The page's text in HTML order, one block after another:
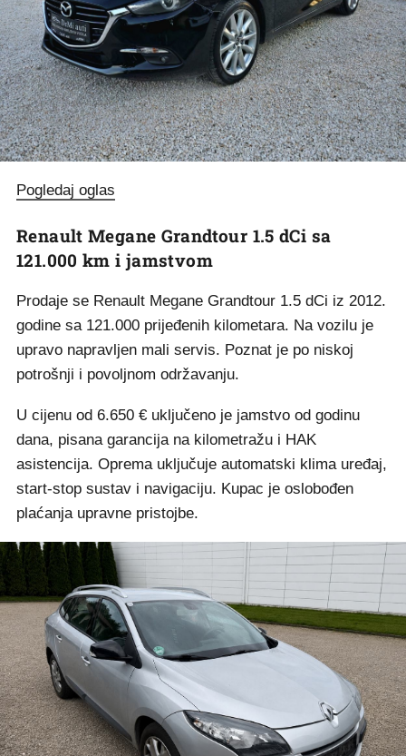
Pogledaj oglas
Renault Megane Grandtour 1.5 dCi sa
121.000 km i jamstvom
Prodaje se Renault Megane Grandtour 1.5 dCi iz 2012.
godine sa 121.000 prijeđenih kilometara. Na vozilu je
upravo napravljen mali servis. Poznat je po niskoj
potrošnji i povoljnom održavanju.
U cijenu od 6.650 € uključeno je jamstvo od godinu
dana, pisana garancija na kilometražu i HAK
asistencija. Oprema uključuje automatski klima uređaj,
start-stop sustav i navigaciju. Kupac je oslobođen
plaćanja upravne pristojbe.